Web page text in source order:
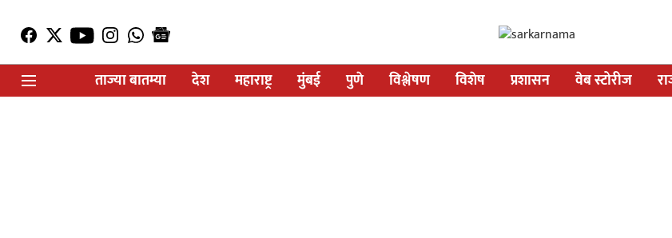
ताज्या बातम्या
देश महाराष्ट्र मुंबई पुणे विश्लेषण विशेष प्रशासन वेब स्टोरीज